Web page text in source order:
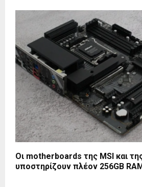
Οι motherboards της MSI και
υποστηρίζουν πλέον 256GB